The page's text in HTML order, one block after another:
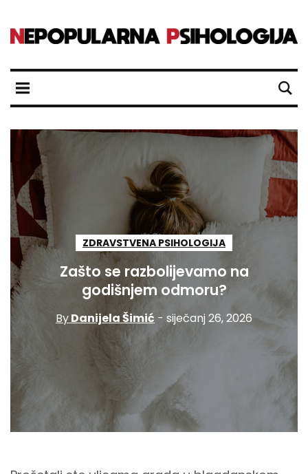
ZDRAVSTVENA PSIHOLOGIJA
Zašto se razbolijevamo na
godišnjem odmoru?
ByDanijela Šimić - siječanj 26, 2026